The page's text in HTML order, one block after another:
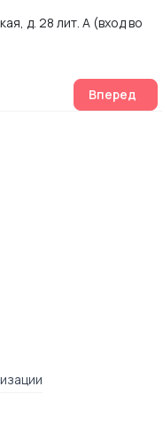
д. 28 лит. А (вход во
1-11 классов на
Вперед